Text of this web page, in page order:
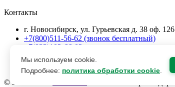
Мы используем cookie.
Подробнее: политика обработки cookie
Контакты
г. Новосибирск, ул. Гурьевская д. 38 оф. 126
+7(800)511-56-62 (звонок бесплатный)
+7(923)102-66-02
+7(383) 202-12-62
все контакты
© 2016 - 2026